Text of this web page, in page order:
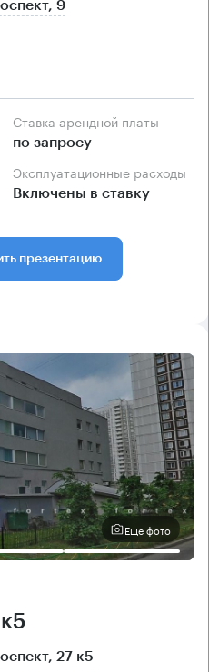
9
Ставка арендной платы
по запросу
Эксплуатационные расходы
Включены в ставку
презентацию
Еще фото
27 к5